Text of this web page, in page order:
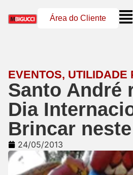
Área do Cliente
EVENTOS, UTILIDADE
Santo André
Dia
Brincar
24/05/2013